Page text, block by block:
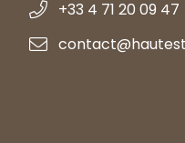
+33 4 71 20 09 47